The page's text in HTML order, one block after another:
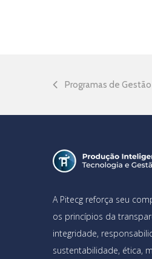
Programas de
A Pitecg reforça seu
os princípios da
integridade,
sustentabilidade, ética,